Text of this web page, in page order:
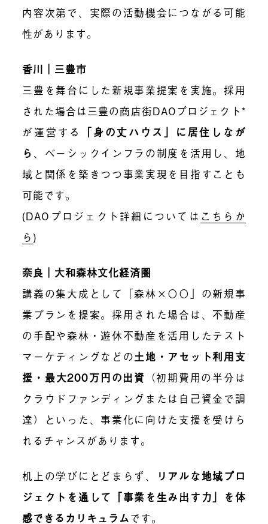
内容次第で、実際の活動機会につながる可能
性があります。
香川｜三豊市
三豊を舞台にした新規事業提案を実施。採用
された場合は三豊の商店街DAOプロジェクト*
が運営する
「身の丈ハウス」に居住しなが
ら 、ベーシックインフラの制度を活用し、地
域と関係を築きつつ事業実現を目指すことも
可能です。
(DAOプロジェクト詳細については こちらか
ら )
奈良｜大和森林文化経済圏
講義の集大成として「森林×〇〇」の新規事
業プランを提案。採用された場合は、不動産
の手配や森林・遊休不動産を活用したテスト
マーケティングなどの土地・アセット利用支
援・最大200万円の出資 （初期費用の半分は
クラウドファンディングまたは自己資金で調
達）といった、事業化に向けた支援を受けら
れるチャンスがあります。
机上の学びにとどまらず、
リアルな地域プロ
ジェクトを通して「事業を生み出す力」を体
感できるカリキュラムです。